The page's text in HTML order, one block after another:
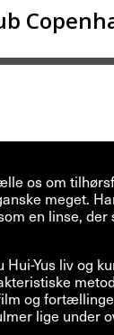
os om
meget.
en linse,
Yus liv og
og
lige under